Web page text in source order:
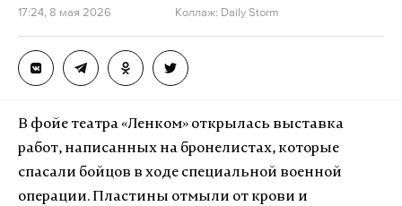
17:24, 8 мая 2026 Коллаж: Daily Storm
В фойе театра «Ленком» открылась выставка
работ, написанных на бронелистах, которые
спасали бойцов в ходе специальной военной
операции. Пластины отмыли от крови и